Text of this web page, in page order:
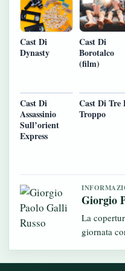
Cast Di
Dynasty
Cast Di
Borotalco
(film)
Cast Di
Assassinio
Sull’orient
Express
Cast Di Tre
Troppo
Giorgio
La
giornata